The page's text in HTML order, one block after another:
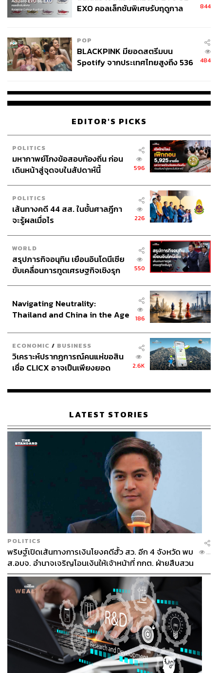
EXO คอลเล็กชันพิเศษรับฤดูกาล
844
POP
BLACKPINK มียอดสตรีมบน
Spotify จากประเทศไทยสูงถึง 536
484
EDITOR'S PICKS
POLITICS
มหากาพย์โกงข้อสอบท้องถิ่น ก่อน
เดินหน้าสู่จุดจบในสัปดาห์นี้
596
POLITICS
เส้นทางคดี 44 สส. ในชั้นศาลฎีกา
จะรู้ผลเมื่อไร
226
WORLD
สรุปภารกิจอนุทิน เยือนอินโดนีเซีย
ขับเคลื่อนการทูตเศรษฐกิจเชิงรุก
550
Navigating Neutrality:
Thailand and China in the Age
186
ECONOMIC / BUSINESS
วิเคราะห์ปรากฏการณ์คนแห่ขอสิน
เชื่อ CLICX อาจเป็นเพียงยอด
เรือนไทยที่ถูกซุกไว้
2.6K
LATEST STORIES
POLITICS
พริษฐ์เปิดเส้นทางการเงินโยงคดีฮั้ว สว. อีก 4 จังหวัด พบ
ส.อบจ. อำนาจเจริญโอนเงินให้เจ้าหน้าที่ กกต. ฝ่ายสืบสวน
...